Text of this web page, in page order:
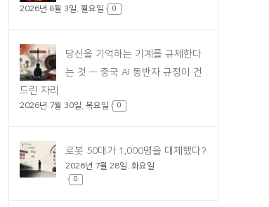
2026년 8월 3일. 월요일 0
당신을 기억하는 기계를 규제한다
는 것 — 중국 AI 동반자 규정이 건
드린 자리
2026년 7월 30일. 목요일 0
로봇 50대가 1,000명을 대체했다?
2026년 7월 28일. 화요일
0